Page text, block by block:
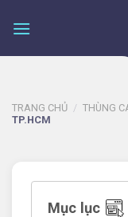
TRANG CHỦ / THÙNG
TP.HCM
Mục lục